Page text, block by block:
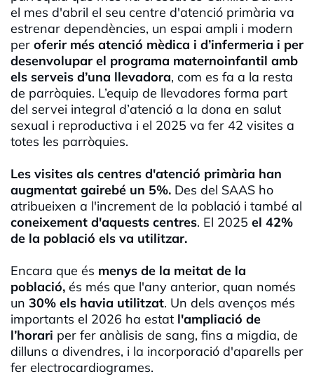
el mes d'abril el seu centre d'atenció primària va
estrenar dependències, un espai ampli i modern
per oferir més atenció mèdica i d’infermeria i per
desenvolupar el programa maternoinfantil amb
els serveis d’una llevadora, com es fa a la resta
de parròquies. L’equip de llevadores forma part
del servei integral d’atenció a la dona en salut
sexual i reproductiva i el 2025 va fer 42 visites a
totes les parròquies.
Les visites als centres d'atenció primària han
augmentat gairebé un 5%. Des del SAAS ho
atribueixen a l'increment de la població i també al
coneixement d'aquests centres. El 2025 el 42%
de la població els va utilitzar.
Encara que és menys de la meitat de la
població, és més que l'any anterior, quan només
un 30% els havia utilitzat. Un dels avenços més
importants el 2026 ha estat l'ampliació de
l’horari per fer anàlisis de sang, fins a migdia, de
dilluns a divendres, i la incorporació d'aparells per
fer electrocardiogrames.